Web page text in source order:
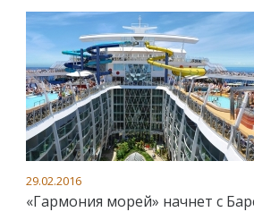
29.02.2016
«Гармония морей» начнет с